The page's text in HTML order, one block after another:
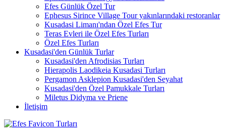
Efes Günlük Özel Tur
Ephesus Sirince Village Tour yakınlarındaki restoranlar
Kusadasi Limanı'ndan Özel Efes Tur
Teras Evleri ile Özel Efes Turları
Özel Efes Turları
Kusadasi'den Günlük Turlar
Kusadasi'den Afrodisias Turları
Hierapolis Laodikeia Kusadasi Turları
Pergamon Asklepion Kusadasi'den Seyahat
Kusadasi'den Özel Pamukkale Turları
Miletus Didyma ve Priene
İletişim